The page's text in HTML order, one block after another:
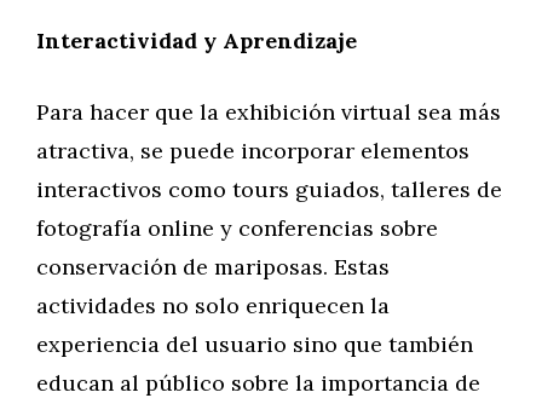
Interactividad y Aprendizaje
Para hacer que la exhibición virtual sea más
atractiva, se puede incorporar elementos
interactivos como tours guiados, talleres de
fotografía online y conferencias sobre
conservación de mariposas. Estas
actividades no solo enriquecen la
experiencia del usuario sino que también
educan al público sobre la importancia de